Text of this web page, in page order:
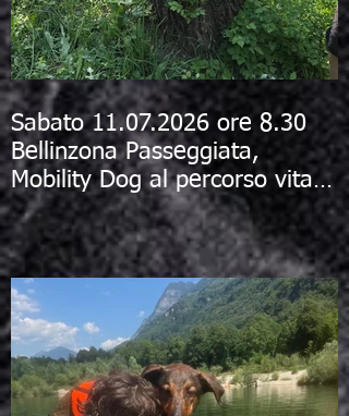
Sabato 11.07.2026 ore 8.30
Bellinzona Passeggiata,
Mobility Dog al percorso vita e
bagno al fiume